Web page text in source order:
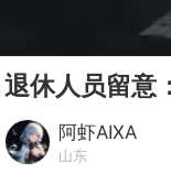
退休人员留意
阿虾AIXA
山东